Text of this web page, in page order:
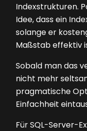
Indexstrukturen.
Idee, dass ein
solange er
Maßstab effektiv
Sobald man das
nicht mehr
pragmatische
Einfachheit
Für SQL-Server-